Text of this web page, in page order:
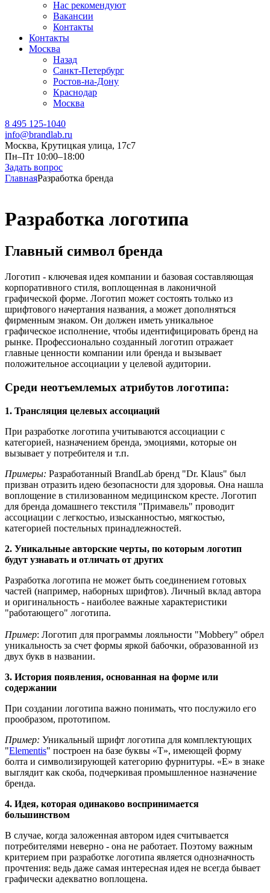
Нас рекомендуют
Вакансии
Контакты
Контакты
Москва
Назад
Санкт-Петербург
Ростов-на-Дону
Краснодар
Москва
8 495 125-1040
info@brandlab.ru
Москва, Крутицкая улица, 17с7
Пн–Пт 10:00–18:00
Задать вопрос
ГлавнаяРазработка бренда
Разработка логотипа
Главный символ бренда
Логотип - ключевая идея компании и базовая составляющая
корпоративного стиля, воплощенная в лаконичной
графической форме. Логотип может состоять только из
шрифтового начертания названия, а может дополняться
фирменным знаком. Он должен иметь уникальное
графическое исполнение, чтобы идентифицировать бренд на
рынке. Профессионально созданный логотип отражает
главные ценности компании или бренда и вызывает
положительное ассоциации у целевой аудитории.
Среди неотъемлемых атрибутов логотипа:
1. Трансляция целевых ассоциаций
При разработке логотипа учитываются ассоциации с
категорией, назначением бренда, эмоциями, которые он
вызывает у потребителя и т.п.
Примеры: Разработанный BrandLab бренд "Dr. Klaus" был
призван отразить идею безопасности для здоровья. Она нашла
воплощение в стилизованном медицинском кресте. Логотип
для бренда домашнего текстиля "Примавель" проводит
ассоциации с легкостью, изысканностью, мягкостью,
категорией постельных принадлежностей.
2. Уникальные авторские черты, по которым логотип
будут узнавать и отличать от других
Разработка логотипа не может быть соединением готовых
частей (например, наборных шрифтов). Личный вклад автора
и оригинальность - наиболее важные характеристики
"работающего" логотипа.
Пример: Логотип для программы лояльности "Mobbery" обрел
уникальность за счет формы яркой бабочки, образованной из
двух букв в названии.
3. История появления, основанная на форме или
содержании
При создании логотипа важно понимать, что послужило его
прообразом, прототипом.
Пример: Уникальный шрифт логотипа для комплектующих
"Elementis" построен на базе буквы «Т», имеющей форму
болта и символизирующей категорию фурнитуры. «Е» в знаке
выглядит как скоба, подчеркивая промышленное назначение
бренда.
4. Идея, которая одинаково воспринимается
большинством
В случае, когда заложенная автором идея считывается
потребителями неверно - она не работает. Поэтому важным
критерием при разработке логотипа является однозначность
прочтения: ведь даже самая интересная идея не всегда бывает
графически адекватно воплощена.